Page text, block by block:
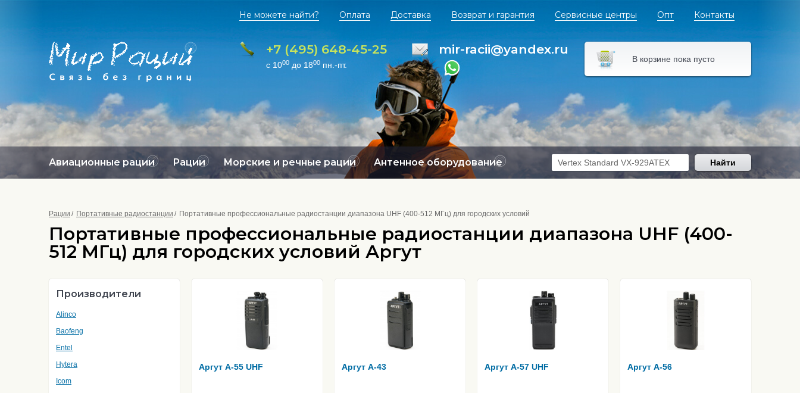
Не можете найти? Оплата Доставка Возврат и гарантия Сервисные центры Опт Контакты
+7 (495) 648-45-25
с 1000 до 1800 пн.-пт.
mir-racii@yandex.ru
В корзине пока пусто
Авиационные рации Рации Морские и речные рации Антенное оборудование Найти
Рации Портативные радиостанции Портативные профессиональные радиостанции диапазона UHF (400-512 МГц) для городских условий
Портативные профессиональные радиостанции диапазона UHF (400-
512 МГц) для городских условий Аргут
Производители
Alinco
Baofeng
Entel
Hytera
Icom
Аргут A-55 UHF Аргут A-43 Аргут A-57 UHF Аргут A-56